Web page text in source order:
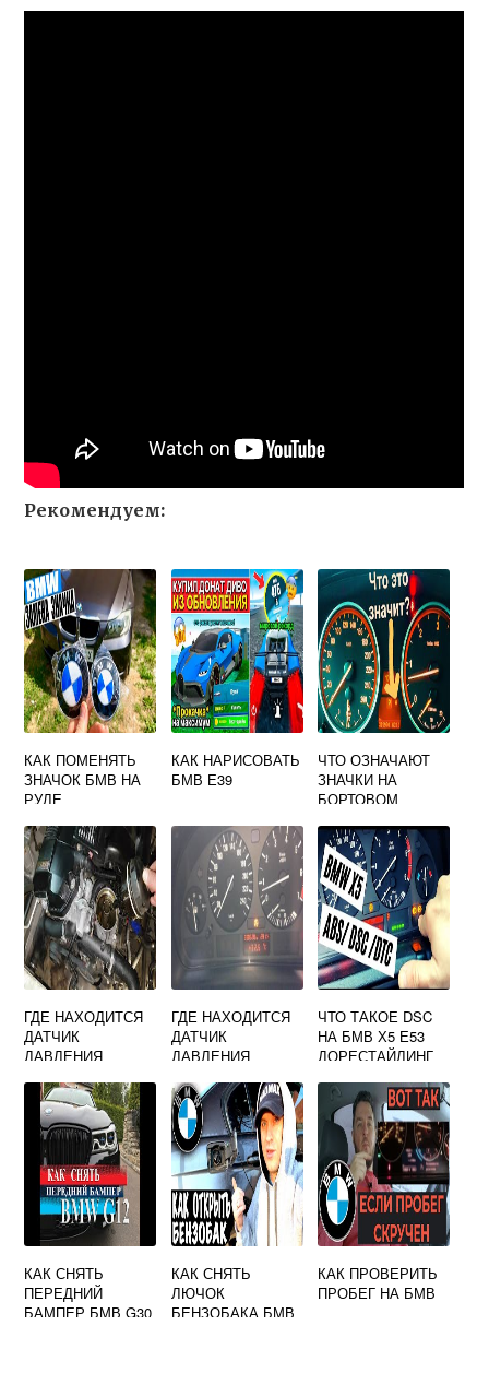
Рекомендуем:
КАК ПОМЕНЯТЬ
ЗНАЧОК БМВ НА
РУЛЕ
КАК НАРИСОВАТЬ
БМВ Е39
ЧТО ОЗНАЧАЮТ
ЗНАЧКИ НА
БОРТОВОМ
БМВ
ГДЕ НАХОДИТСЯ
ДАТЧИК
ДАВЛЕНИЯ
М52
ГДЕ НАХОДИТСЯ
ДАТЧИК
ДАВЛЕНИЯ
М52
ЧТО ТАКОЕ DSC
НА БМВ Х5 Е53
ДОРЕСТАЙЛИНГ
КАК СНЯТЬ
ПЕРЕДНИЙ
БАМПЕР БМВ G30
КАК СНЯТЬ
ЛЮЧОК
БЕНЗОБАКА БМВ
КАК ПРОВЕРИТЬ
ПРОБЕГ НА БМВ